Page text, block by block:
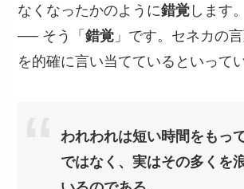
なくなったかのように錯覚 します。
── そう「錯覚 」です。セネカの
を的確に言い当てているといって
われわれは短い時間をもっ
ではなく、実はその多くを